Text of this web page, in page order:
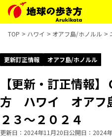
TOP ハワイ オアフ島/ホノルル
更新訂正情報 オアフ島/ホノルル
【更新・訂正情報
方 ハワイ オアフ
２３～２０２４
更新日 2024年11月20日公開日 2024